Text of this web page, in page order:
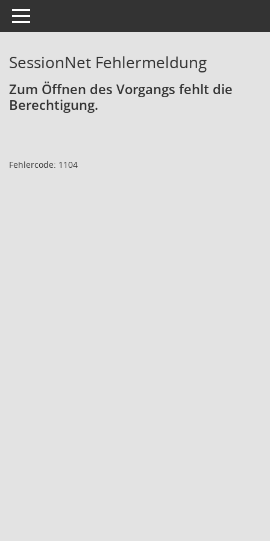
Toggle navigation
SessionNet Fehlermeldung
Zum Öffnen des Vorgangs fehlt die
Berechtigung.
Fehlercode: 1104